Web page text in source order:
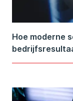
Hoe moderne